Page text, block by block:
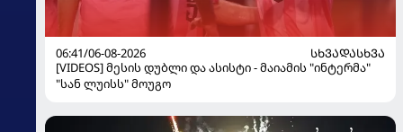
06:41/06-08-2026
ᲡᲮᲕᲐᲓᲐᲡᲮᲕᲐ
[VIDEOS] მესის დუბლი და ასისტი - მაიამის "ინტერმა"
"სან ლუისს" მოუგო